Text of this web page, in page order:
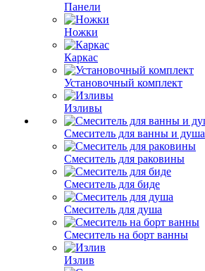
Панели
Ножки
Каркас
Установочный комплект
Изливы
Смеситель для ванны и душа
Смеситель для раковины
Смеситель для биде
Смеситель для душа
Смеситель на борт ванны
Излив